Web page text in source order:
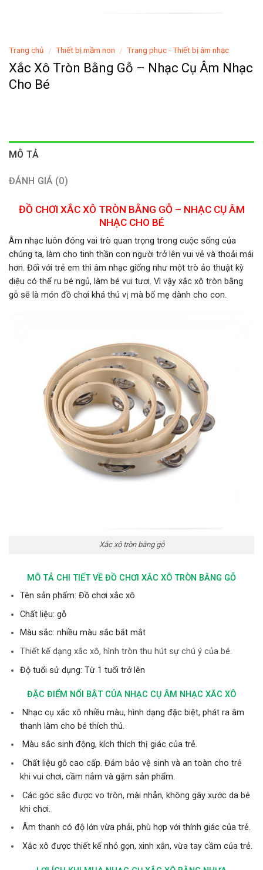
Trang chủ / Thiết bị mầm non / Trang phục - Thiết bị âm nhạc
Xắc Xô Tròn Bằng Gỗ – Nhạc Cụ Âm Nhạc
Cho Bé
MÔ TẢ
ĐÁNH GIÁ (0)
ĐỒ CHƠI XẮC XÔ TRÒN BẰNG GỖ – NHẠC CỤ ÂM
NHẠC CHO BÉ
Âm nhạc luôn đóng vai trò quan trọng trong cuộc sống của
chúng ta, làm cho tinh thần con người trở lên vui vẻ và thoải mái
hơn. Đối với trẻ em thì âm nhạc giống như một trò ảo thuật kỳ
diệu có thể ru bé ngủ, làm bé vui tươi. Vì vậy xắc xô tròn bằng
gỗ sẽ là món đồ chơi khá thú vị mà bố mẹ dành cho con.
Xắc xô tròn bằng gỗ
MÔ TẢ CHI TIẾT VỀ ĐỒ CHƠI XẮC XÔ TRÒN BẰNG GỖ
Tên sản phẩm: Đồ chơi xắc xô
Chất liệu: gỗ
Màu sắc: nhiều màu sắc bắt mắt
Thiết kế dạng xắc xô, hình tròn thu hút sự chú ý của bé.
Độ tuổi sử dụng: Từ 1 tuổi trở lên
ĐẶC ĐIỂM NỔI BẬT CỦA NHẠC CỤ ÂM NHẠC XẮC XÔ
Nhạc cụ xắc xô nhiều màu, hình dạng đặc biệt, phát ra âm
thanh làm cho bé thích thú.
Màu sắc sinh động, kích thích thị giác của trẻ.
Chất liệu gỗ cao cấp. Đảm bảo vệ sinh và an toàn cho trẻ
khi vui chơi, cầm nắm và gặm sản phẩm.
Các góc sắc được vo tròn, mài nhẵn, không gây xước da bé
khi chơi.
Âm thanh có độ lớn vừa phải, phù hợp với thính giác của trẻ.
Xắc xô được thiết kế nhỏ gọn, xinh xắn, vừa tay cầm của trẻ.